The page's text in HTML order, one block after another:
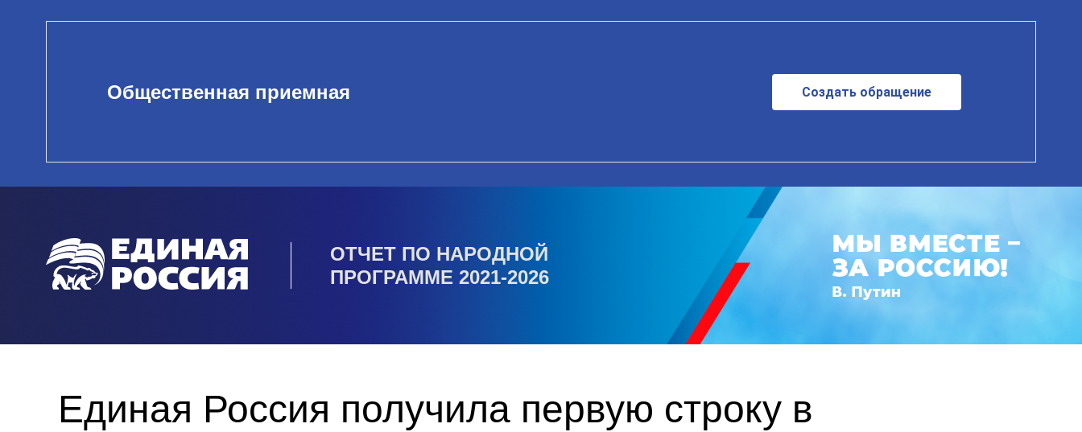
Общественная приемная Создать обращение
ОТЧЕТ ПО НАРОДНОЙ
ПРОГРАММЕ 2021-2026
Единая Россия получила первую строку в